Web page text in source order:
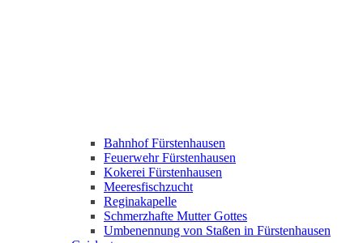
Bahnhof Fürstenhausen
Feuerwehr Fürstenhausen
Kokerei Fürstenhausen
Meeresfischzucht
Reginakapelle
Schmerzhafte Mutter Gottes
Umbenennung von Staßen in Fürstenhausen